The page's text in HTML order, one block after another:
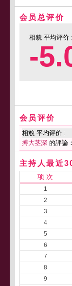
会员总评价
相貌 平均评
-
会员评价
相貌 平均评价
搏大茎深 的評論
主持人最近
项 次
1
2
3
4
5
6
7
8
9